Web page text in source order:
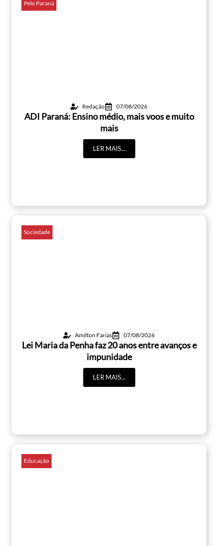
Pelo Paraná
Redação 07/08/2026
ADI Paraná: Ensino médio, mais voos e muito
mais
LER MAIS...
Sociedade
Amilton Farias 07/08/2026
Lei Maria da Penha faz 20 anos entre avanços e
impunidade
LER MAIS...
Educação